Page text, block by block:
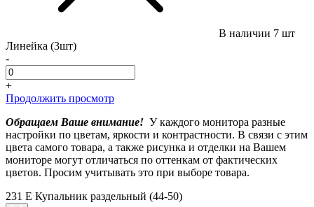
В наличии 7 шт
Линейка (3шт)
-
+
Продолжить просмотр
Обращаем Ваше внимание! У каждого монитора разные
настройки по цветам, яркости и контрастности. В связи с этим
цвета самого товара, а также рисунка и отделки на Вашем
мониторе могут отличаться по оттенкам от фактических
цветов. Просим учитывать это при выборе товара.
231 E Купальник раздельный (44-50)